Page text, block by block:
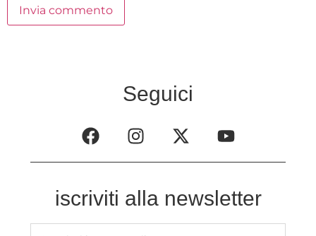
Seguici
iscriviti alla newsletter